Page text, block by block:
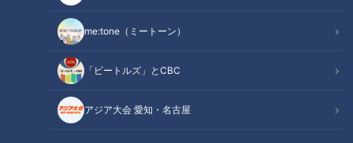
me:tone（ミートーン）
「ビートルズ」とCBC
アジア大会 愛知・名古屋
木、投打のベテランが見せた強
い心に活路を見出せ！
打者と絶対的エース候補の二人
完全復活したドラゴンズ大野雄
ドラゴンズ平成最後の開幕戦！